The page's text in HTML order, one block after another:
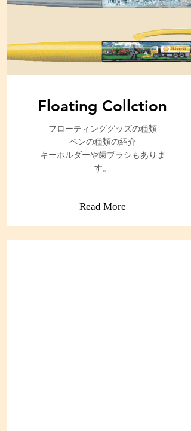
Floating Collction
フローティンググッズの種類
ペンの種類の紹介
キーホルダーや歯ブラシもありま
す。
Read More